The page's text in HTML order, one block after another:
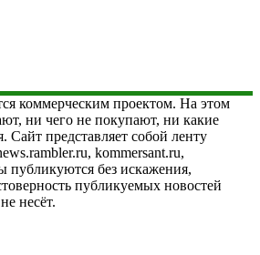
коммерческим проектом. На этом
ни чего не покупают, ни какие
Сайт представляет собой ленту
kommersant.ru,
публикуются без искажения,
публикуемых новостей
несёт.